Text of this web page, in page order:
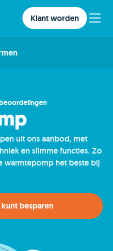
Klant worden
uit ons aanbod, met
en slimme functies. Zo
warmtepomp het beste bij
besparen